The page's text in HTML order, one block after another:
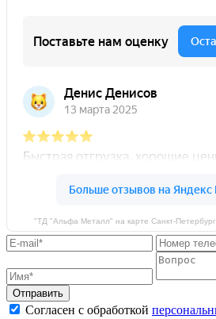
"ТД "Альфа Металл" на карте
Отправить
Согласен с обработкой